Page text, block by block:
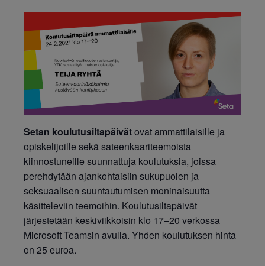
Setan koulutusiltapäivätovat ammattilaisille ja
opiskelijoille sekä sateenkaariteemoista
kiinnostuneille suunnattuja koulutuksia, joissa
perehdytään ajankohtaisiin sukupuolen ja
seksuaalisen suuntautumisen moninaisuutta
käsitteleviin teemoihin. Koulutusiltapäivät
järjestetään keskiviikkoisin klo 17–20 verkossa
Microsoft Teamsin avulla. Yhden koulutuksen hinta
on 25 euroa.